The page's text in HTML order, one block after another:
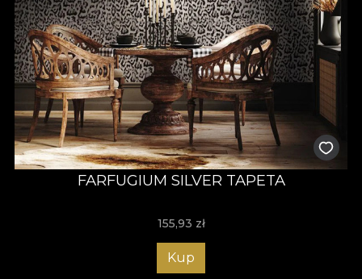
FARFUGIUM SILVER TAPETA
155,93 zł
Kup